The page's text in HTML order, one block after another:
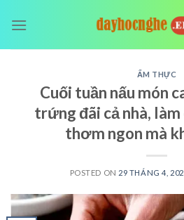
ẨM THỰC
Cuối tuần nấu món
trứng đãi cả nhà, làm
thơm ngon mà
POSTED ON 29 THÁNG 4,